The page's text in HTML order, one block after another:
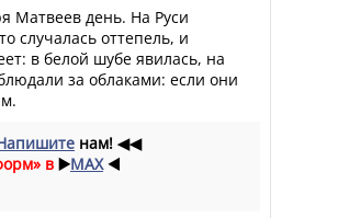
Матвеев день. На Руси
случалась оттепель, и
в белой шубе явилась, на
за облаками: если они
нам! ◀◀
в ▶️MAX ◀️